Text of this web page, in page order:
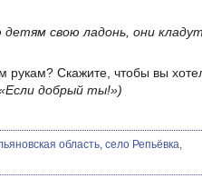
детям свою ладонь, они кладут
рукам? Скажите, чтобы вы
добрый ты!»)
область, село Репьёвка,